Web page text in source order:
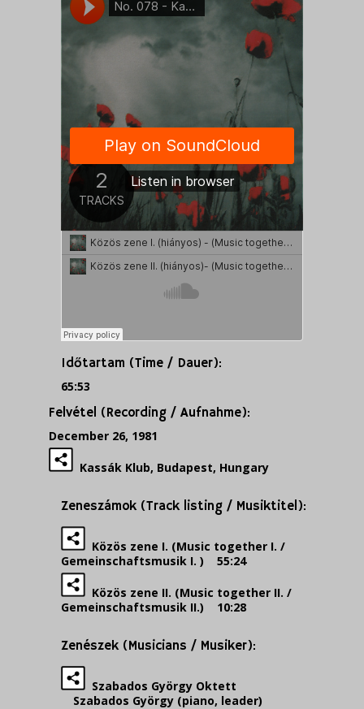
Időtartam (Time / Dauer):
65:53
Felvétel (Recording / Aufnahme):
December 26, 1981
Kassák Klub, Budapest, Hungary
Zeneszámok (Track listing / Musiktitel):
Közös zene I. (Music together I. /
Gemeinschaftsmusik I. ) 55:24
Közös zene II. (Music together II. /
Gemeinschaftsmusik II.) 10:28
Zenészek (Musicians / Musiker):
Szabados György Oktett
Szabados György (piano, leader)